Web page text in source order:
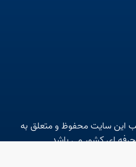
این سایت محفوظ و متعلق به
ای کشور می باشد.